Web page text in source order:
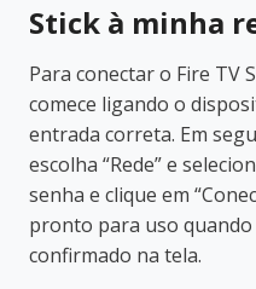
Stick à minha
Para conectar o Fire TV
comece ligando o
entrada correta. Em
escolha “Rede” e
senha e clique em
pronto para uso
confirmado na tela.